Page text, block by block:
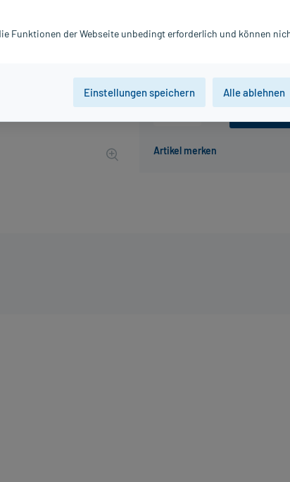
inkl. MwSt. zzgl. Versandkosten
Funktionen der Webseite unbedingt erforderlich und können
Einstellungen speichern Alle ablehnen